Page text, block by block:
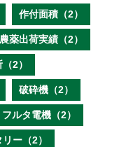
作付面積（2）
農薬出荷実績（2）
2）
破砕機（2）
フルタ電機（2）
ー（2）